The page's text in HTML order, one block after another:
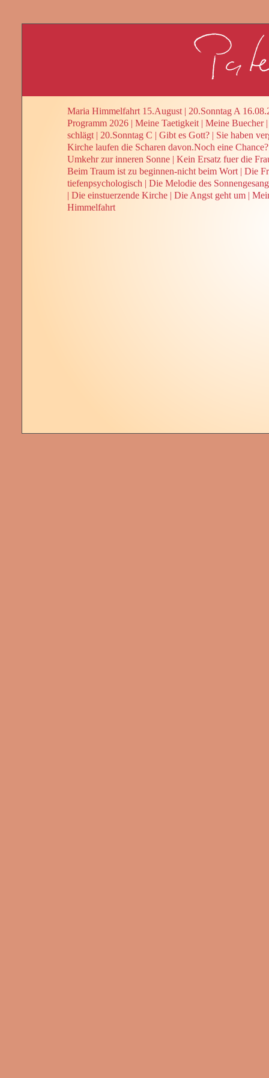
Maria Himmelfahrt 15.August | 20.Sonntag A
Programm 2026 | Meine Taetigkeit | Meine Buecher
schlägt | 20.Sonntag C | Gibt es Gott? | Sie haben
Kirche laufen die Scharen davon.Noch eine Chance?
Umkehr zur inneren Sonne | Kein Ersatz fuer die
Beim Traum ist zu beginnen-nicht beim Wort | Die
tiefenpsychologisch | Die Melodie des
| Die einstuerzende Kirche | Die Angst geht um |
Himmelfahrt